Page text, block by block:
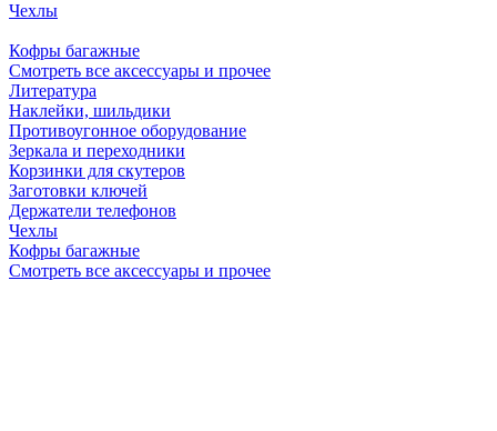
Чехлы
Кофры багажные
Смотреть все аксессуары и прочее
Литература
Наклейки, шильдики
Противоугонное оборудование
Зеркала и переходники
Корзинки для скутеров
Заготовки ключей
Держатели телефонов
Чехлы
Кофры багажные
Смотреть все аксессуары и прочее